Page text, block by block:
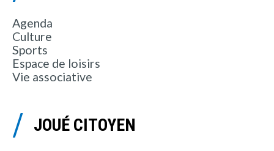
Agenda
Culture
Sports
Espace de loisirs
Vie associative
JOUÉ CITOYEN